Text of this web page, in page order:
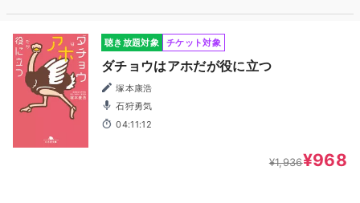
聴き放題対象 チケット対象
ダチョウはアホだが役に立つ
塚本康浩
石狩勇気
04:11:12
¥1,936¥968